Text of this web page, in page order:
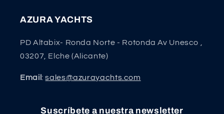
AZURA YACHTS
PD Altabix- Ronda Norte - Rotonda Av Unesco ,
03207, Elche (Alicante)
Email:sales@azurayachts.com
Suscríbete a nuestra newsletter